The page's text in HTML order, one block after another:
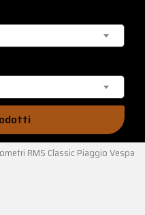
RMS Classic Piaggio Vespa